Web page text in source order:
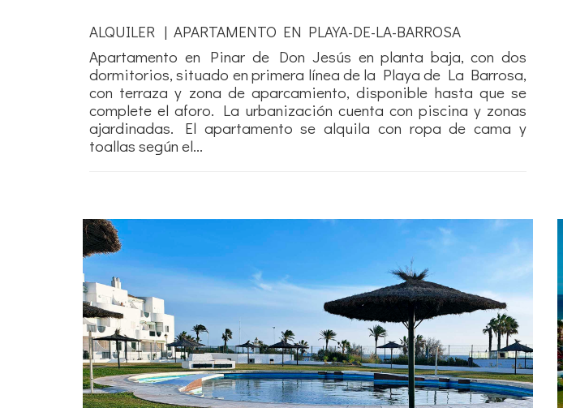
ALQUILER | APARTAMENTO EN PLAYA-DE-LA-BARROSA
Apartamento en Pinar de Don Jesús en planta baja, con dos
dormitorios, situado en primera línea de la Playa de La Barrosa,
con terraza y zona de aparcamiento, disponible hasta que se
complete el aforo. La urbanización cuenta con piscina y zonas
ajardinadas. El apartamento se alquila con ropa de cama y
toallas según el...